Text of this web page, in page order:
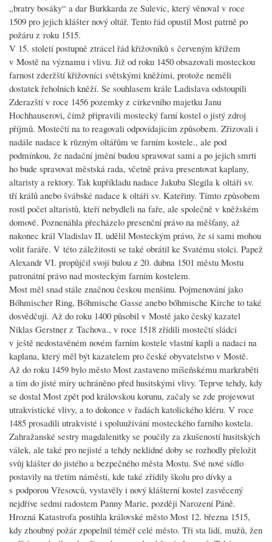
„bratry bosáky“ a dar Burkkarda ze Sulevic, který věnoval v roce
1509 pro jejich klášter nový oltář. Tento řád opustil Most patrně po
požáru z roku 1515.
V 15. století postupně ztrácel řád křižovníků s červeným křížem
v Mostě na významu i vlivu. Již od roku 1450 obsazovali mosteckou
farnost zderžští křižovníci světskými kněžími, protože neměli
dostatek řeholních kněží. Se souhlasem krále Ladislava odstoupili
Zderazští v roce 1456 pozemky z církevního majetku Janu
Hochhauserovi, čímž připravili mostecký farní kostel o jistý zdroj
příjmů. Mostečtí na to reagovali odpovídajícím způsobem. Zřizovali i
nadále nadace k různým oltářům ve farním kostele., ale pod
podmínkou, že nadační jmění budou spravovat sami a po jejich smrti
ho bude spravovat městská rada, včetně práva presentovat kaplany,
altaristy a rektory. Tak kupříkladu nadace Jakuba Slegila k oltáři sv.
tří králů anebo švábské nadace k oltáři sv. Kateřiny. Tímto způsobem
rostl počet altaristů, kteří nebydleli na faře, ale společně v kněžském
domově. Poznenáhla přecházelo presenční právo na měšťany, až
nakonec král Vladislav II. udělil Mosteckým právo, že si sami mohou
volit faráře. V této záležitosti se také obrátil ke Svatému stolci. Papež
Alexandr VI. propůjčil svojí bulou z 20. dubna 1501 městu Mostu
patronátní právo nad mosteckým farním kostelem.
Most měl snad stále značnou českou menšinu. Pojmenování jako
Bőhmischer Ring, Bőhmische Gasse anebo bőhmische Kirche to také
dosvědčují. Až do roku 1400 působil v Mostě jako český kazatel
Niklas Gerstner z Tachova., v roce 1518 zřídili mostečtí sládci
v ještě nedostavěném novém farním kostele vlastní kapli a nadaci na
kaplana, který měl být kazatelem pro české obyvatelstvo v Mostě.
Až do roku 1459 bylo město Most zastaveno míšeňskému markraběti
a tím do jisté míry uchráněno před husitskými vlivy. Teprve tehdy, kdy
se dostal Most zpět pod královskou korunu, začaly se zde projevovat
utrakvistické vlivy, a to dokonce v řadách katolického kléru. V roce
1485 prosadili utrakvisté i spoluužívání mosteckého farního kostela.
Zahražanské sestry magdalenitky se poučily za zkušeností husitských
válek, ale také pro nejisté a tehdy neklidné doby se rozhodly přeložit
svůj klášter do jistého a bezpečného města Mostu. Své nové sídlo
postavily na třetím náměstí, kde také zřídily školu pro dívky a
s podporou Vřesovců, vystavěly i nový klášterní kostel zasvěcený
nejdříve sedmi radostem Panny Marie, později Narození Páně.
Hrozná Katastrofa postihla královské město Most 12. března 1515,
kdy zhoubný požár zpopelnil téměř celé město. Tři sta lidí, mužů, žen